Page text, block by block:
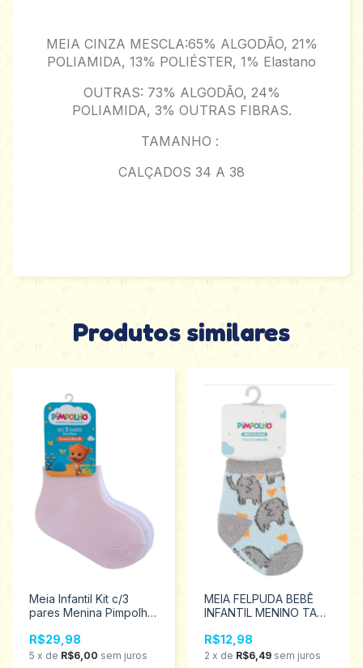
MEIA CINZA MESCLA:65% ALGODÃO, 21%
POLIAMIDA, 13% POLIÉSTER, 1% Elastano
OUTRAS: 73% ALGODÃO, 24%
POLIAMIDA, 3% OUTRAS FIBRAS.
TAMANHO :
CALÇADOS 34 A 38
Produtos similares
Meia Infantil Kit c/3
pares Menina Pimpolho
R$29,98
5 x de R$6,00 sem juros
MEIA FELPUDA BEBÊ
INFANTIL MENINO TAM
94466
R$12,98
2 x de R$6,49 sem juros